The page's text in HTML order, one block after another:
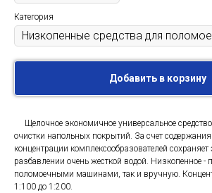
Категория
Добавить в корзину
Щелочное экономичное универсальное
очистки напольных покрытий. За счет
концентрации комплексообразователей
разбавлении очень жесткой водой. Низкопенное -
поломоечными машинами, так и вручную.
1:100 до 1:200.